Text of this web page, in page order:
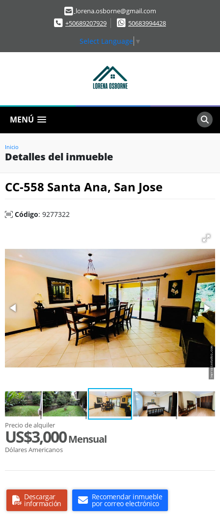
lorena.osborne@gmail.com
+50689207929
50683994428
Select Language ▼
MENÚ
Inicio
Detalles del inmueble
CC-558 Santa Ana, San Jose
Código: 9277322
Precio de alquiler
US$3,000Mensual
Dólares Americanos
Descargar
información
Recomendar inmueble
por correo electrónico